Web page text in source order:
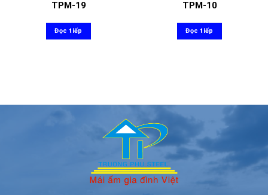
TPM-19
Đọc tiếp
TPM-10
Đọc tiếp